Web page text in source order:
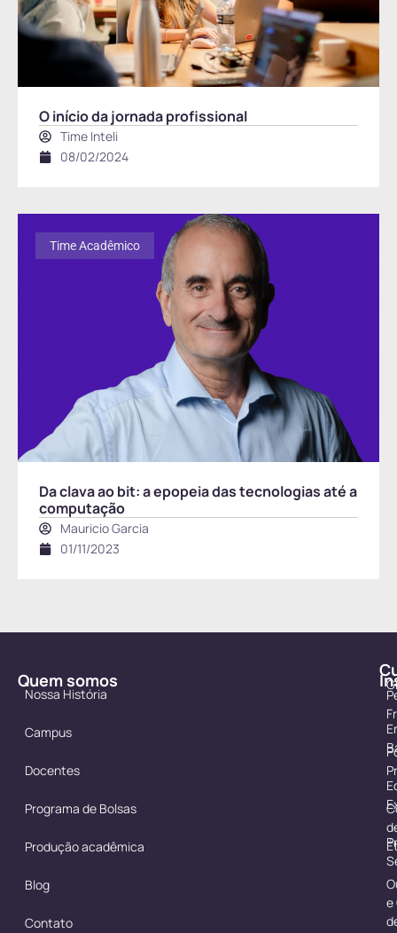
O início da jornada profissional
Time Inteli
08/02/2024
Time Acadêmico
Da clava ao bit: a epopeia das tecnologias até a
computação
Mauricio Garcia
01/11/2023
Quem somos
Nossa História
Campus
Docentes
Programa de Bolsas
Produção acadêmica
Blog
Contato
e